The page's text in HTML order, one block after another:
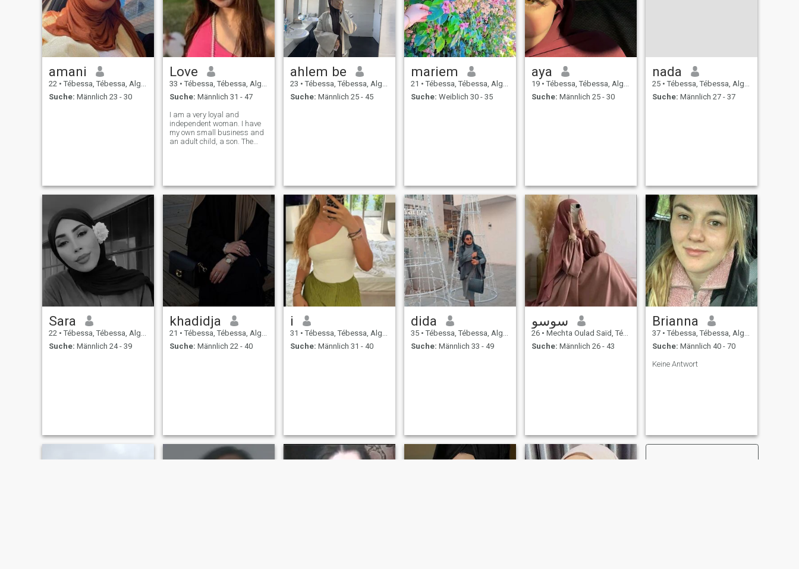
amani
22 • Tébessa, Tébessa, Algerien
Suche: Männlich 23 - 30
Love
33 • Tébessa, Tébessa, Algerien
Suche: Männlich 31 - 47
I am a very loyal and
independent woman. I have
my own small business and
an adult child, a son. The
accumulated over the years.
And also get
ahlem be
23 • Tébessa, Tébessa, Algerien
Suche: Männlich 25 - 45
mariem
21 • Tébessa, Tébessa, Algerien
Suche: Weiblich 30 - 35
aya
19 • Tébessa, Tébessa, Algerien
Suche: Männlich 25 - 30
nada
25 • Tébessa, Tébessa, Algerien
Suche: Männlich 27 - 37
Sara
22 • Tébessa, Tébessa, Algerien
Suche: Männlich 24 - 39
khadidja
21 • Tébessa, Tébessa, Algerien
Suche: Männlich 22 - 40
i
31 • Tébessa, Tébessa, Algerien
Suche: Männlich 31 - 40
dida
35 • Tébessa, Tébessa, Algerien
Suche: Männlich 33 - 49
سوسو
26 • Mechta Oulad Saïd, Tébessa, Algerien
Suche: Männlich 26 - 43
Brianna
37 • Tébessa, Tébessa, Algerien
Suche: Männlich 40 - 70
Keine Antwort